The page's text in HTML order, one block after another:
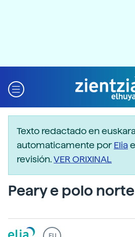
Texto redactado en
automaticamente porElia
revisión.VER ORIXINAL
Peary e polo norte